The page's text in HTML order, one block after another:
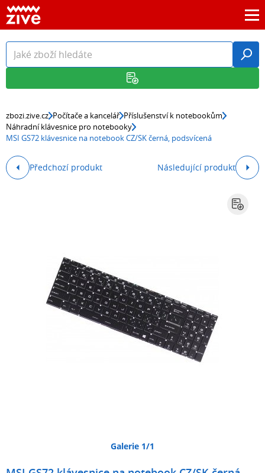
zbozi.zive.cz Počítače a kancelář Příslušenství k notebookům
Náhradní klávesnice pro notebooky
MSI GS72 klávesnice na notebook CZ/SK černá, podsvícená
Předchozí produkt Následující produkt
Galerie 1/1